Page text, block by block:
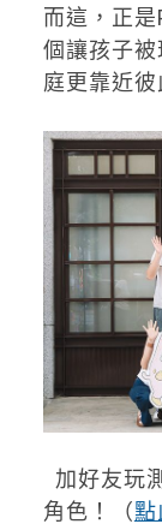
而這，正
個讓孩子
庭更靠近彼
加好友玩
角色！（點